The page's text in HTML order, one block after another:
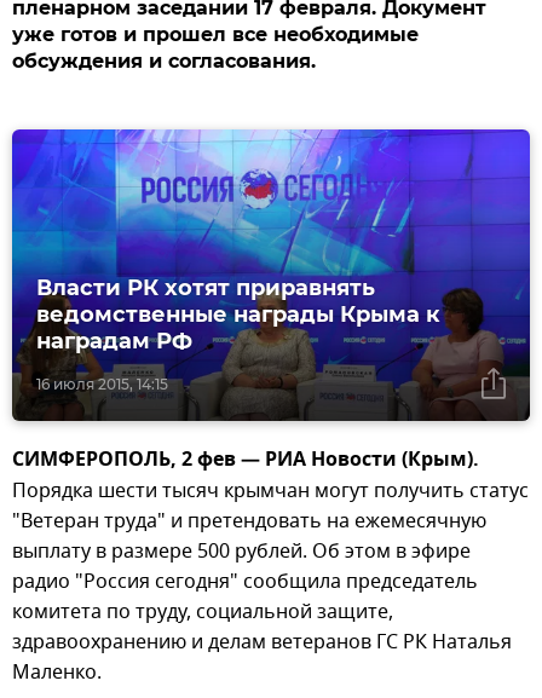
пленарном заседании 17 февраля. Документ
уже готов и прошел все необходимые
обсуждения и согласования.
16 июля 2015, 14:15
Власти РК хотят приравнять
ведомственные награды Крыма к
наградам РФ
СИМФЕРОПОЛЬ, 2 фев — РИА Новости (Крым).
Порядка шести тысяч крымчан могут получить статус
"Ветеран труда" и претендовать на ежемесячную
выплату в размере 500 рублей. Об этом в эфире
радио "Россия сегодня" сообщила председатель
комитета по труду, социальной защите,
здравоохранению и делам ветеранов ГС РК Наталья
Маленко.